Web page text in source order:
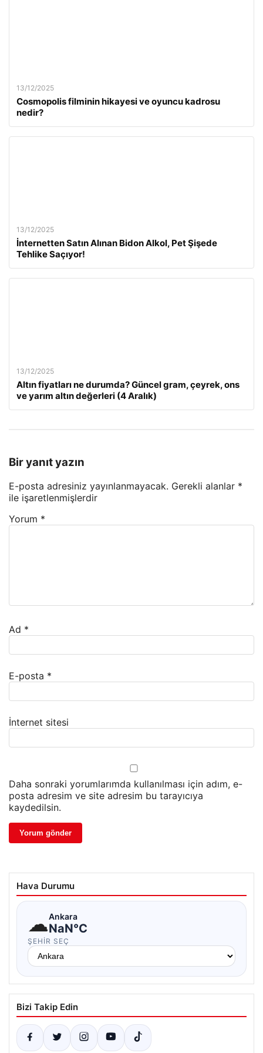
13/12/2025
Cosmopolis filminin hikayesi ve oyuncu kadrosu
nedir?
13/12/2025
İnternetten Satın Alınan Bidon Alkol, Pet Şişede
Tehlike Saçıyor!
13/12/2025
Altın fiyatları ne durumda? Güncel gram, çeyrek, ons
ve yarım altın değerleri (4 Aralık)
Bir yanıt yazın
E-posta adresiniz yayınlanmayacak. Gerekli alanlar *
ile işaretlenmişlerdir
Yorum *
Ad *
E-posta *
İnternet sitesi
Daha sonraki yorumlarımda kullanılması için adım, e-
posta adresim ve site adresim bu tarayıcıya
kaydedilsin.
Hava Durumu
☁Ankara
NaN°C
ŞEHIR SEÇ
Bizi Takip Edin